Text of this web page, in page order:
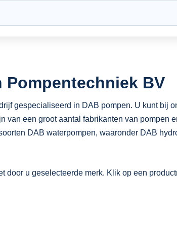
Pompentechniek BV
gespecialiseerd in DAB pompen. U kunt bij
van een groot aantal fabrikanten van pompen
DAB waterpompen, waaronder DAB
door u geselecteerde merk. Klik op een